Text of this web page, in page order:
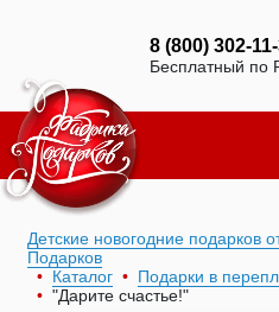
8 (800) 302-
Бесплатный по
Детские новогодние подарков
Подарков
Каталог
Подарки в
"Дарите счастье!"